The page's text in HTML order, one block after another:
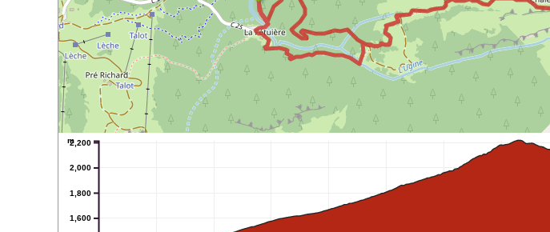
1,600
1,800
2,000
2,200
m